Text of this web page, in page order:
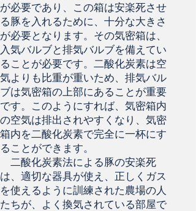
が必要であり、この箱は安楽死させ
る豚を入れるために、十分な大きさ
が必要となります。その気密箱は、
入気バルブと排気バルブを備えてい
ることが必要です。二酸化炭素は空
気よりも比重が重いため、排気バル
ブは気密箱の上部にあることが重要
です。このようにすれば、気密箱内
の空気は排出されやすくなり、気密
箱内を二酸化炭素で完全に一杯にす
ることができます。
二酸化炭素法による豚の安楽死
は、適切な器具が使え、正しくガス
を使えるように訓練された農場の人
たちが、よく換気されている部屋で